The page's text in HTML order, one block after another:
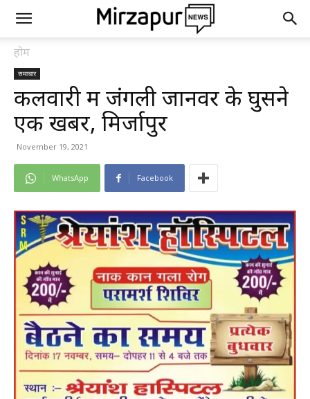
होम
समाचार
कलवारी में जंगली जानवर के घुसने
एक खबर, मिर्जापुर
November 19, 2021
WhatsApp Facebook